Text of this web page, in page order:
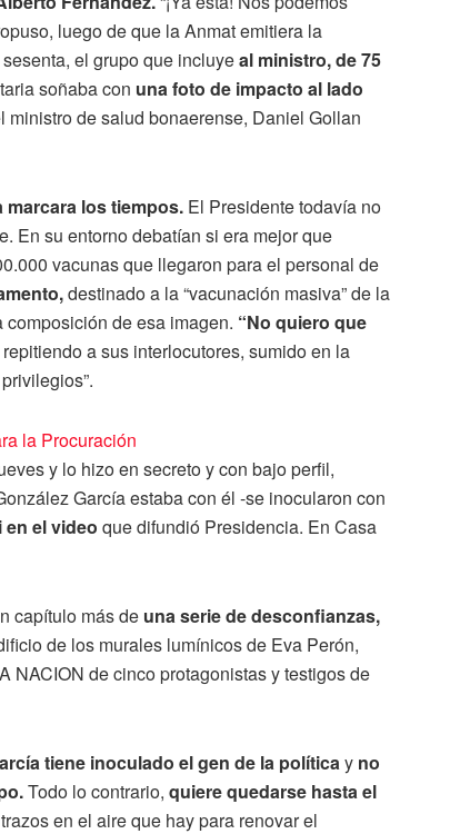
luego de que la Anmat emitiera la
el grupo que incluyeal ministro, de 75
soñaba con una foto de impacto al lado
de salud bonaerense, Daniel Gollan
marcara los tiempos. El Presidente todavía no
En su entorno debatían si era mejor que
vacunas que llegaron para el personal de
destinado a la “vacunación masiva” de la
de esa imagen. “No quiero que
a sus interlocutores, sumido en la
la Procuración
y lo hizo en secreto y con bajo perfil,
García estaba con él -se inocularon con
el video que difundió Presidencia. En Casa
capítulo más de una serie de desconfianzas,
de los murales lumínicos de Eva Perón,
NACION de cinco protagonistas y testigos de
tiene inoculado el gen de la políticay no
Todo lo contrario, quiere quedarse hasta el
en el aire que hay para renovar el